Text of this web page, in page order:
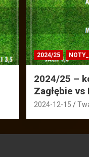
2024/25
2024/25 –
Zagłębie
2024-12-15